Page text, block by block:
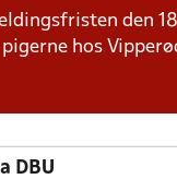
den
hos
DBU